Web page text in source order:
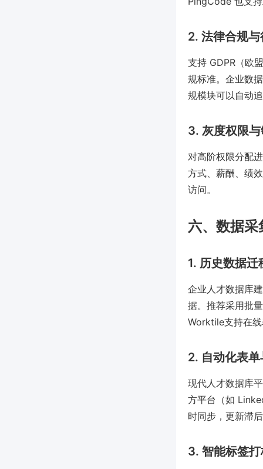
2. 法律合规
支持 GDPR（欧
规标准。企业数
规模块可以自动
3. 灰度权限
对高阶权限分配
方式、薪酬、绩
访问。
六、数据
1. 历史数据迁
企业人才数据库
据。推荐采用批
Worktile支持在
2. 自动化表
现代人才数据库
方平台（如
时同步，更新滞
3. 智能标签